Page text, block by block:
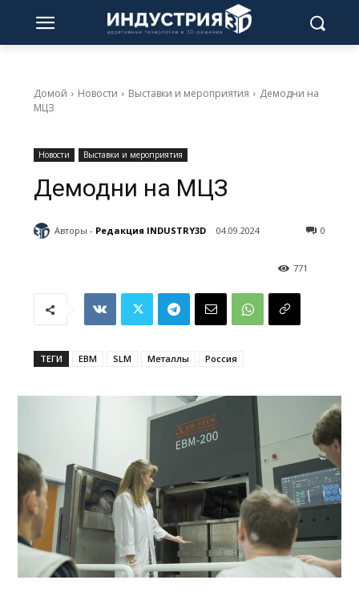
Домой Новости Выставки и мероприятия
Демодни на
МЦЗ
Новости Выставки и мероприятия
Демодни на МЦЗ
Авторы - Редакция INDUSTRY3D 04.09.2024 0
771
ТЕГИ EBM SLM Металлы Россия